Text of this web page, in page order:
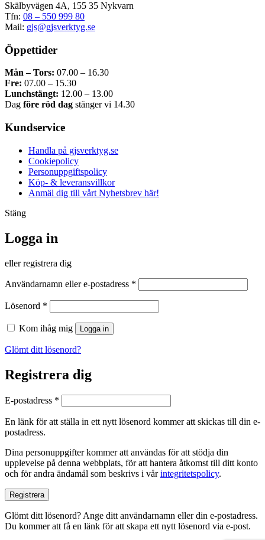
Skälbyvägen 4A, 155 35 Nykvarn
Tfn: 08 – 550 999 80
Mail: gjs@gjsverktyg.se
Öppettider
Mån – Tors: 07.00 – 16.30
Fre: 07.00 – 15.30
Lunchstängt: 12.00 – 13.00
Dag före röd dag stänger vi 14.30
Kundservice
Handla på gjsverktyg.se
Cookiepolicy
Personuppgiftspolicy
Köp- & leveransvillkor
Anmäl dig till vårt Nyhetsbrev här!
Stäng
Logga in
eller registrera dig
Användarnamn eller e-postadress *
Lösenord *
Kom ihåg mig Logga in
Glömt ditt lösenord?
Registrera dig
E-postadress *
En länk för att ställa in ett nytt lösenord kommer att skickas till din e-
postadress.
Dina personuppgifter kommer att användas för att stödja din
upplevelse på denna webbplats, för att hantera åtkomst till ditt konto
och för andra ändamål som beskrivs i vårintegritetspolicy.
Registrera
Glömt ditt lösenord? Ange ditt användarnamn eller din e-postadress.
Du kommer att få en länk för att skapa ett nytt lösenord via e-post.